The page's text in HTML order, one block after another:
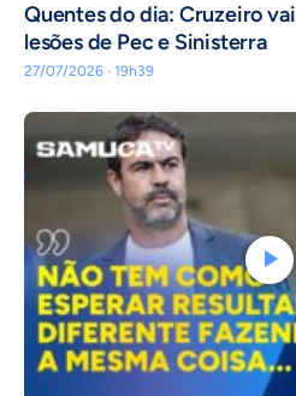
Quentes do dia: Cruzeiro
lesões de Pec e Sinisterra
27/07/2026 · 19h39